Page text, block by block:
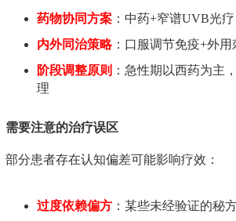
药物协同方案 ：中药+窄谱UVB光疗
内外同治策略：口服调节免疫+外
阶段调整原则 ：急性期以西药为主
理
需要注意的治疗误区
部分患者存在认知偏差可能影响疗效：
过度依赖偏方 ：某些未经验证的秘